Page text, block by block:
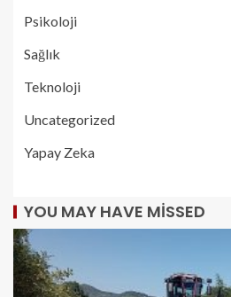
Psikoloji
Sağlık
Teknoloji
Uncategorized
Yapay Zeka
YOU MAY HAVE MISSED